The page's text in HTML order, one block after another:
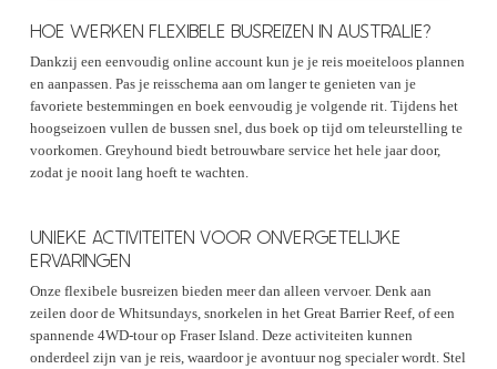
HOE WERKEN FLEXIBELE BUSREIZEN IN AUSTRALIE?
Dankzij een eenvoudig online account kun je je reis moeiteloos plannen
en aanpassen. Pas je reisschema aan om langer te genieten van je
favoriete bestemmingen en boek eenvoudig je volgende rit. Tijdens het
hoogseizoen vullen de bussen snel, dus boek op tijd om teleurstelling te
voorkomen. Greyhound biedt betrouwbare service het hele jaar door,
zodat je nooit lang hoeft te wachten.
UNIEKE ACTIVITEITEN VOOR ONVERGETELIJKE
ERVARINGEN
Onze flexibele busreizen bieden meer dan alleen vervoer. Denk aan
zeilen door de Whitsundays, snorkelen in het Great Barrier Reef, of een
spannende 4WD-tour op Fraser Island. Deze activiteiten kunnen
onderdeel zijn van je reis, waardoor je avontuur nog specialer wordt. Stel